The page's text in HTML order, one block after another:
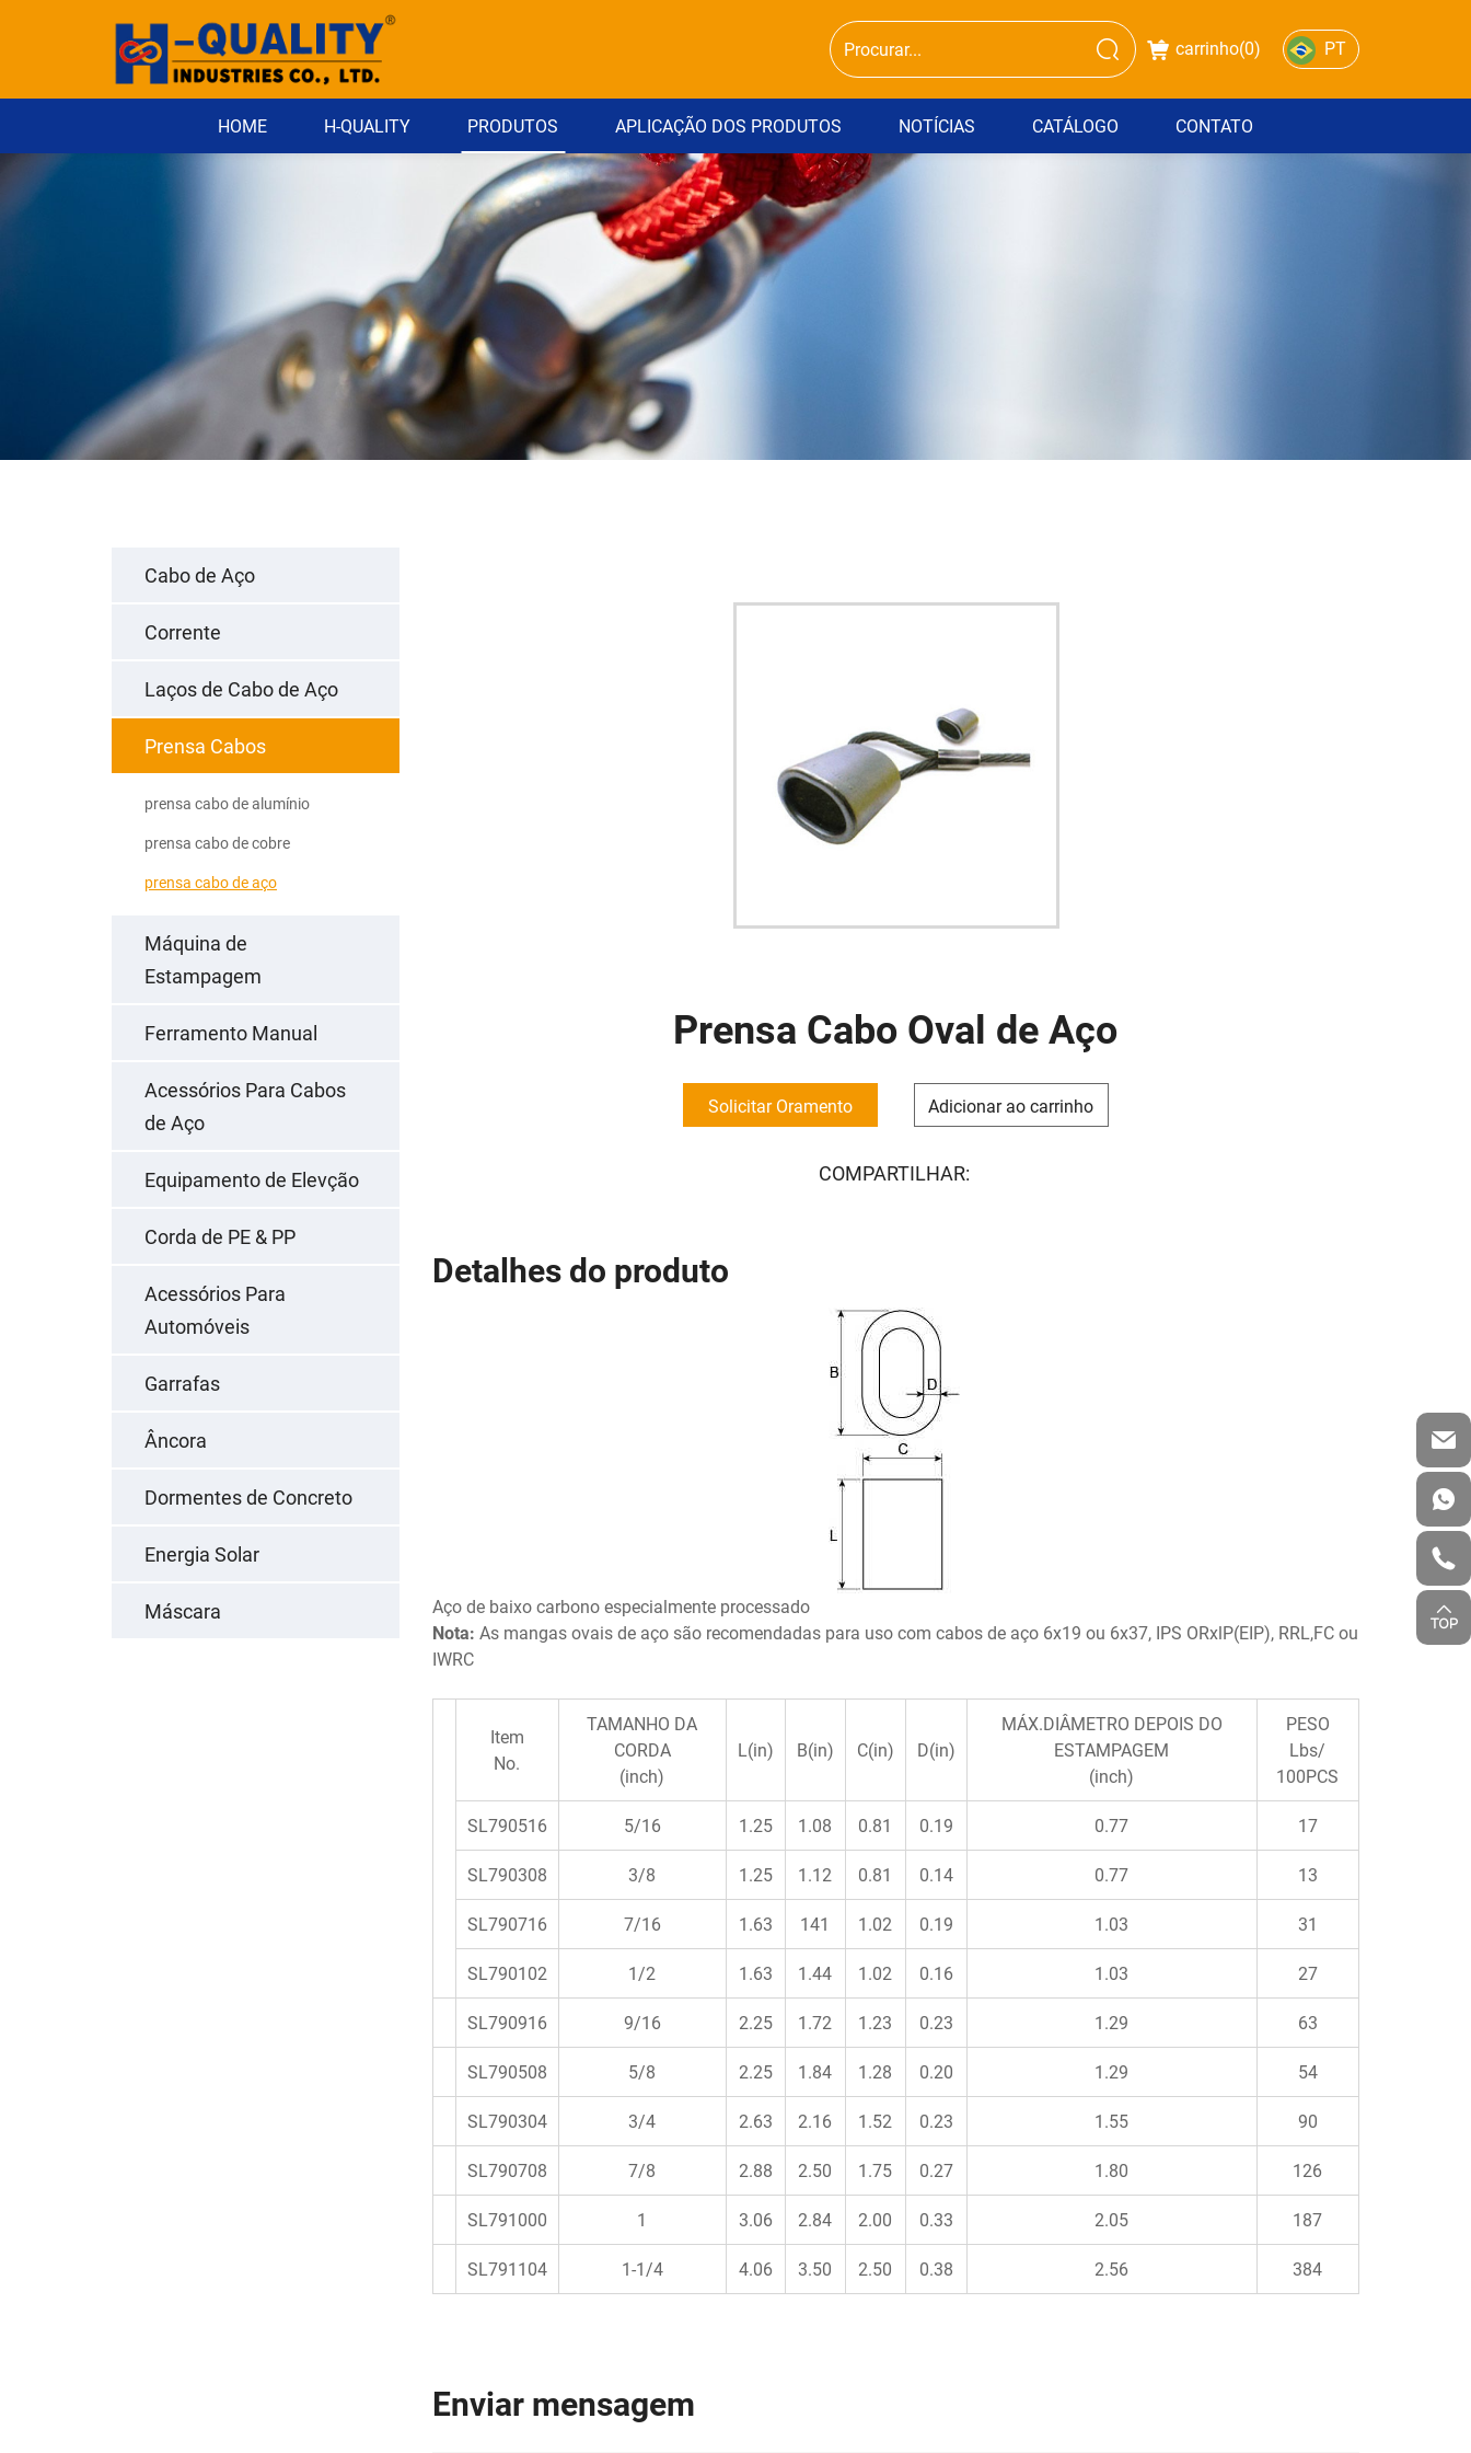
carrinho(0) PT
HOME H-QUALITY PRODUTOS APLICAÇÃO DOS PRODUTOS NOTÍCIAS CATÁLOGO CONTATO
Cabo de Aço
Corrente
Laços de Cabo de Aço
Prensa Cabos
prensa cabo de alumínio
prensa cabo de cobre
prensa cabo de aço
Máquina de
Estampagem
Ferramento Manual
Acessórios Para Cabos
de Aço
Equipamento de Elevção
Corda de PE & PP
Acessórios Para
Automóveis
Garrafas
Âncora
Dormentes de Concreto
Energia Solar
Máscara
Prensa Cabo Oval de Aço
Solicitar Oramento Adicionar ao carrinho
COMPARTILHAR:
Detalhes do produto
Aço de baixo carbono especialmente processado
Nota: As mangas ovais de aço são recomendadas para uso com cabos de aço 6x19 ou 6x37, IPS ORxlP(EIP), RRL,FC ou
IWRC
Item
No.
TAMANHO DA
CORDA
(inch)
L(in) B(in) C(in) D(in)
MÁX.DIÂMETRO DEPOIS DO
ESTAMPAGEM
(inch)
PESO
Lbs/
100PCS
SL790516 5/16 1.25 1.08 0.81 0.19 0.77 17
SL790308 3/8 1.25 1.12 0.81 0.14 0.77 13
SL790716 7/16 1.63 141 1.02 0.19 1.03 31
SL790102 1/2 1.63 1.44 1.02 0.16 1.03 27
SL790916 9/16 2.25 1.72 1.23 0.23 1.29 63
SL790508 5/8 2.25 1.84 1.28 0.20 1.29 54
SL790304 3/4 2.63 2.16 1.52 0.23 1.55 90
SL790708 7/8 2.88 2.50 1.75 0.27 1.80 126
SL791000 1 3.06 2.84 2.00 0.33 2.05 187
SL791104 1-1/4 4.06 3.50 2.50 0.38 2.56 384
Enviar mensagem